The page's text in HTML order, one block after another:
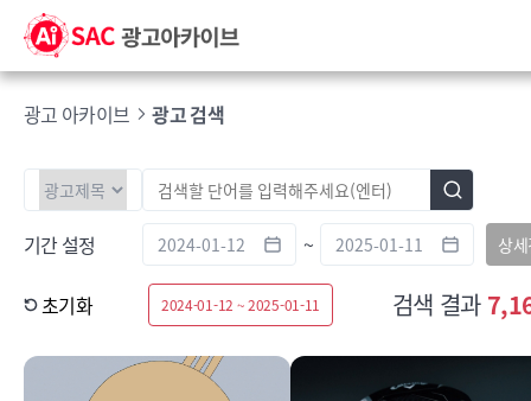
광고 아카이브 광고 검색
기간 설정 ~ 상
초기화 2024-01-12 ~ 2025-01-11 검색 결과